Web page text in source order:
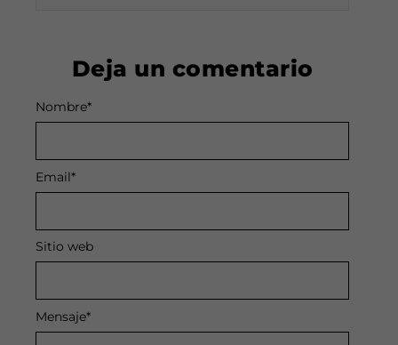
Deja un comentario
Mensaje*
Nombre*
Email*
Sitio web
Alternative: